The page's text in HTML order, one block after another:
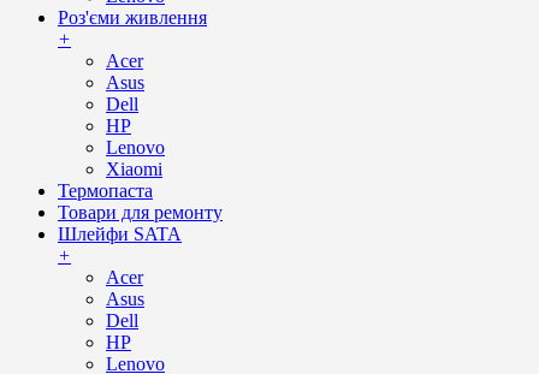
Роз'єми живлення
+
Acer
Asus
Dell
HP
Lenovo
Xiaomi
Термопаста
Товари для ремонту
Шлейфи SATA
+
Acer
Asus
Dell
HP
Lenovo